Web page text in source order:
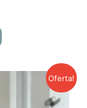
Oferta!